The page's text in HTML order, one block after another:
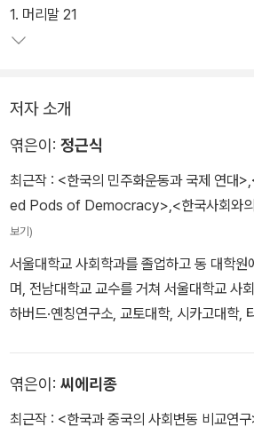
학들의 깊이 있는 성찰을 담은 이 책은 한중
를 넘어, 새로운 동아시아축 시대의 미래를
1. 머리말 21
저자 소개
엮은이: 정근식
최근작 : <한국의 민주화운동과 국제 연대>,
ed Pods of Democracy>,<한국사회와
보기)
서울대학교 사회학과를 졸업하고 동 대학원
며, 전남대학교 교수를 거쳐 서울대학교 사
하버드·옌칭연구소, 교토대학, 시카고대학,
한과거사정리위원회 위원장, 대통령 소속
위원회 위원, 민주화운동기념사업회 한국민
엮은이: 씨에리종
최근작 : <한국과 중국의 사회변동 비교연